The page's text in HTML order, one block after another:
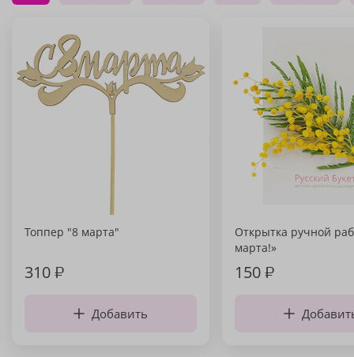
Топпер "8 марта"
310₽
Добавить
Открытка ручной
марта!»
150₽